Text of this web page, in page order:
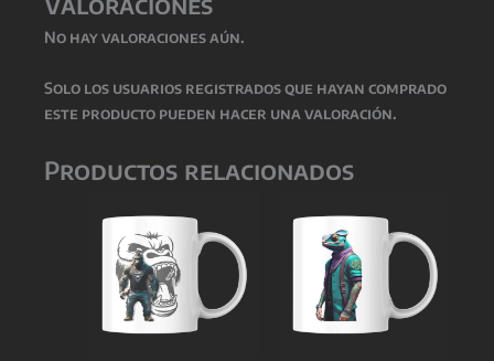
No hay valoraciones aún.
Solo los usuarios registrados que hayan comprado
este producto pueden hacer una valoración.
Productos relacionados